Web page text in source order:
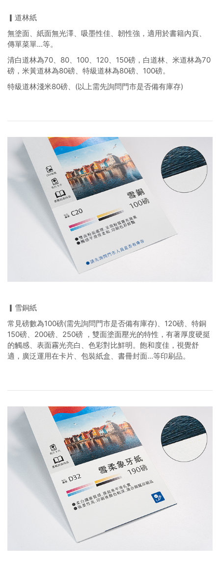
▎道林紙
無塗面、紙面無光澤、吸墨性佳、韌性強，適用於書籍內頁、
傳單菜單...等。
清白道林為70、80、100、120、150磅，白道林、米道林為70
磅，米黃道林為80磅、特級道林為80磅、100磅。
特級道林淺米80磅、(以上需先詢問門市是否備有庫存)
▎雪銅紙
常見磅數為100磅(需先詢問門市是否備有庫存)、120磅、特銅
150磅、200磅、250磅 ，雙面塗面壓光的特性，有著厚度硬挺
的觸感、表面霧光亮白、色彩對比鮮明。飽和度佳，視覺舒
適，廣泛運用在卡片、包裝紙盒、書冊封面...等印刷品。